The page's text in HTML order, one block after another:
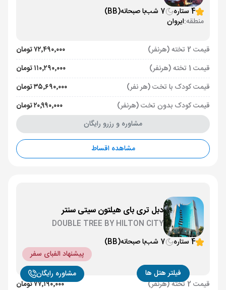
فیلتر هتل ها
4 ستاره
7 شب با صبحانه(BB)
منطقه:ایروان
قیمت 2 تخته (هرنفر)
۷۲٬۴۹۰٬۰۰۰ تومان
قیمت 1 تخته (هرنفر)
۱۱۰٬۲۹۰٬۰۰۰ تومان
قیمت کودک با تخت (هر نفر)
۳۵٬۶۹۰٬۰۰۰ تومان
قیمت کودک بدون تخت (هرنفر)
۲۰٬۹۹۰٬۰۰۰ تومان
مشاوره و رزرو رایگان
مشاهده اقساط
دبل تری بای هیلتون سیتی سنتر
DOUBLE TREE BY HILTON CITY
4 ستاره 7 شب با صبحانه(BB)
پیشنهاد الفبای سفر
قیمت 2 تخته (هرنفر) ۷۷٬۱۹۰٬۰۰۰ تومان
مشاوره رایگان